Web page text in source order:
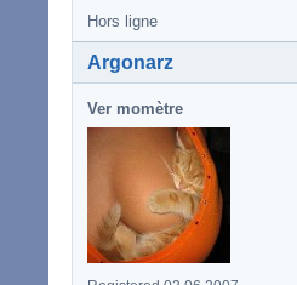
Hors ligne
Argonarz
Ver momètre